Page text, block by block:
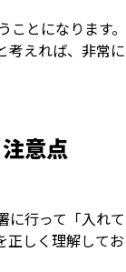
ことになります
えれば、非常
意点
行って「入れ
正しく理解して